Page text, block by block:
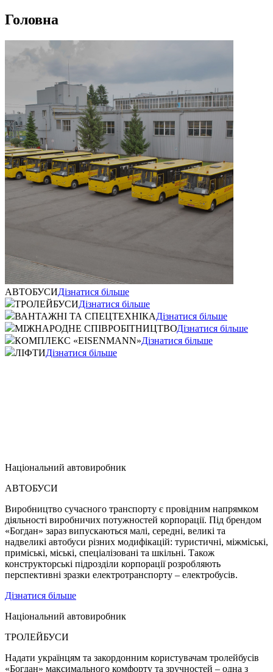
Головна
АВТОБУСИДізнатися більше
ТРОЛЕЙБУСИДізнатися більше
ВАНТАЖНІ ТА СПЕЦТЕХНІКАДізнатися більше
МІЖНАРОДНЕ СПІВРОБІТНИЦТВОДізнатися більше
КОМПЛЕКС «EISENMANN»Дізнатися більше
ЛІФТИДізнатися більше
Національний автовиробник
АВТОБУСИ
Виробництво сучасного транспорту є провідним напрямком
діяльності виробничих потужностей корпорації. Під брендом
«Богдан» зараз випускаються малі, середні, великі та
надвеликі автобуси різних модифікацій: туристичні, міжміські,
приміські, міські, спеціалізовані та шкільні. Також
конструкторські підрозділи корпорації розробляють
перспективні зразки електротранспорту – електробусів.
Дізнатися більше
Національний автовиробник
ТРОЛЕЙБУСИ
Надати українцям та закордонним користувачам тролейбусів
«Богдан» максимального комфорту та зручностей – одна з